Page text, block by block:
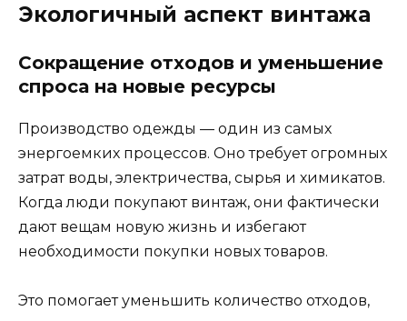
Экологичный аспект винтажа
Сокращение отходов и уменьшение
спроса на новые ресурсы
Производство одежды — один из самых
энергоемких процессов. Оно требует огромных
затрат воды, электричества, сырья и химикатов.
Когда люди покупают винтаж, они фактически
дают вещам новую жизнь и избегают
необходимости покупки новых товаров.
Это помогает уменьшить количество отходов,